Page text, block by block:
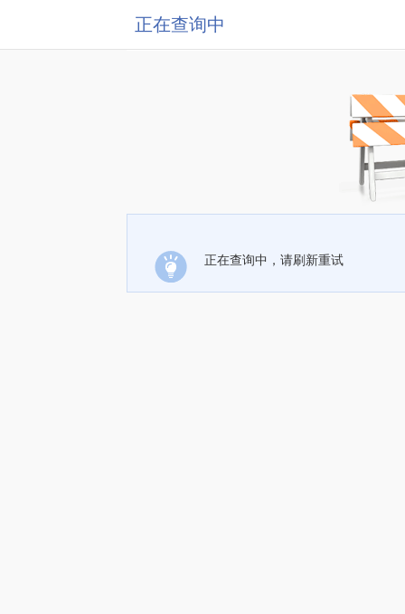
正在查询中
正在查询中，请刷新重试